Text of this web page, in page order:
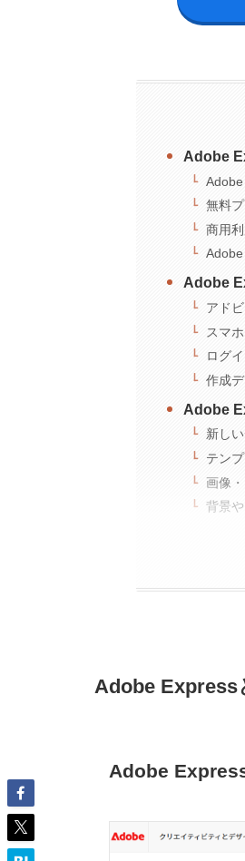
Adobe
無料
商用
Adobe
アド
スマ
ログ
作成
Adobe
新し
テン
画像
背景
Adobe Express
Adobe